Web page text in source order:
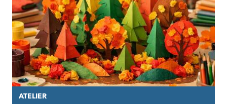
ATELIER